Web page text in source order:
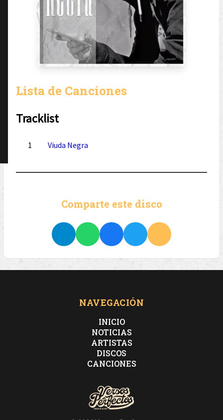
Lista de Canciones
Tracklist
1 Viuda Negra
Comparte este disco
NAVEGACIÓN
INICIO
NOTICIAS
ARTISTAS
DISCOS
CANCIONES